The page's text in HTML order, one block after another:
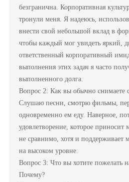
безгранична. Корпоративная
тронули меня. Я надеюсь,
внести свой небольшой вклад в
чтобы каждый мог увидеть яркий,
ответственный корпоративный
выполнения этих задач я часто
выполненного долга.
Вопрос 2: Как вы обычно снимаете
Слушаю песни, смотрю фильмы,
одновременно ем еду. Наверное,
удовлетворение, которое приносит
не сравнимо, хотя и поддерживает
на высоком уровне.
Вопрос 3: Что вы хотите пожелать
Почему?